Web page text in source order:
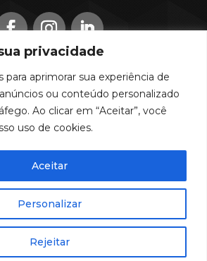
privacidade
para aprimorar sua experiência de
ou conteúdo personalizado
Ao clicar em “Aceitar”, você
uso de cookies.
Personalizar
Rejeitar
Aceitar
CONOSCO
desenvolvido por
GC Gescon | Todos os Direitos Reservados